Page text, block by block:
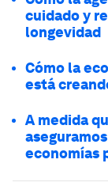
cuidado y
longevidad
Cómo la
está
A medida
economías